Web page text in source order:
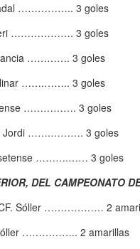
…………….. 3 goles
………………. 3 goles
…………. 3 goles
…….…….. 3 goles
……………. 3 goles
Jordi …….………. 3 goles
……….…… 3 goles
DEL CAMPEONATO
Sóller ……………… 2
Sóller …………….. 2 amarillas